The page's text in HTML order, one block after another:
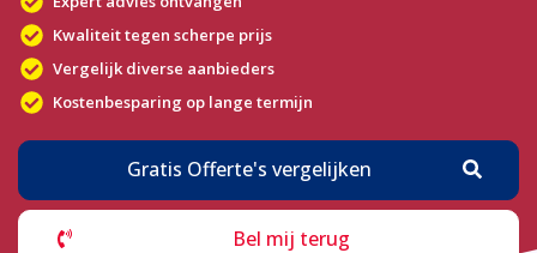
Kwaliteit tegen scherpe prijs
Vergelijk diverse aanbieders
Kostenbesparing op lange termijn
Gratis Offerte's vergelijken
Bel mij terug